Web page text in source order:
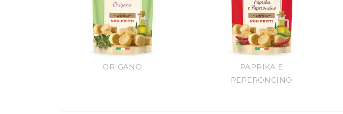
ORIGANO
PAPRIKA E
PEPERONCINO